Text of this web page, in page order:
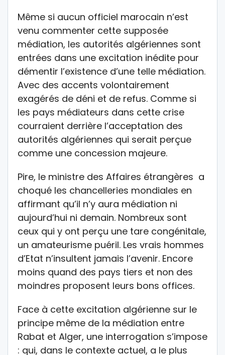
Même si aucun officiel marocain n’est
venu commenter cette supposée
médiation, les autorités algériennes sont
entrées dans une excitation inédite pour
démentir l’existence d’une telle médiation.
Avec des accents volontairement
exagérés de déni et de refus. Comme si
les pays médiateurs dans cette crise
courraient derrière l’acceptation des
autorités algériennes qui serait perçue
comme une concession majeure.
Pire, le ministre des Affaires étrangères a
choqué les chancelleries mondiales en
affirmant qu’il n’y aura médiation ni
aujourd’hui ni demain. Nombreux sont
ceux qui y ont perçu une tare congénitale,
un amateurisme puéril. Les vrais hommes
d’Etat n’insultent jamais l’avenir. Encore
moins quand des pays tiers et non des
moindres proposent leurs bons offices.
Face à cette excitation algérienne sur le
principe même de la médiation entre
Rabat et Alger, une interrogation s’impose
: qui, dans le contexte actuel, a le plus